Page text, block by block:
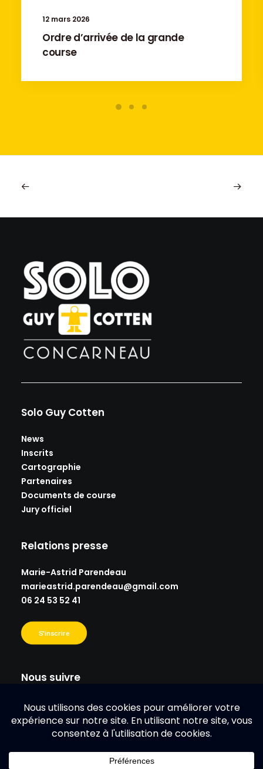
12 mars 2026
Ordre d’arrivée de la grande
course
Solo Guy Cotten
News
Inscrits
Cartographie
Partenaires
Documents de course
Jury officiel
Relations presse
Marie-Astrid Parendeau
marieastrid.parendeau@gmail.com
06 24 53 52 41
S'inscrire
Nous suivre